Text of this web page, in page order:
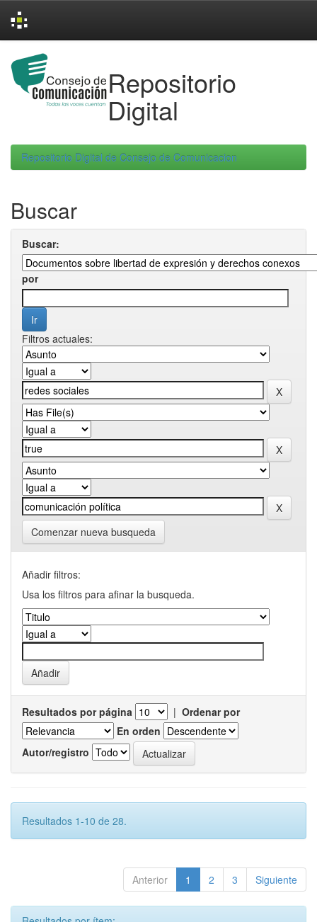
navigation
Repositorio
Digital
Repositorio Digital de Consejo de Comunicacion
Buscar
Buscar:
por
Filtros actuales:
Comenzar nueva busqueda
Añadir filtros:
Usa los filtros para afinar la busqueda.
Resultados por página | Ordenar por
En orden
Autor/registro
Resultados 1-10 de 28.
Anterior 1 2 3 Siguiente